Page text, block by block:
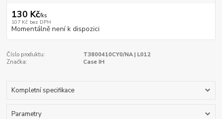
130 Kč/ks
107 Kč bez DPH
Momentálně není k dispozici
Číslo produktu:
T3800410CY0/NA | L012
Značka:
Case IH
Kompletní specifikace
Parametry